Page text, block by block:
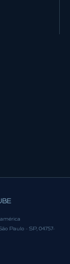
Paulo - SP, 04757-